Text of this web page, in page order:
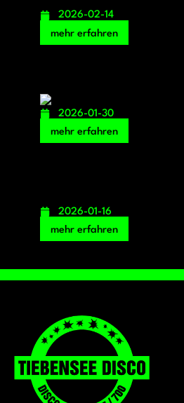
2026-02-14
mehr erfahren
2026-01-30
mehr erfahren
2026-01-16
mehr erfahren